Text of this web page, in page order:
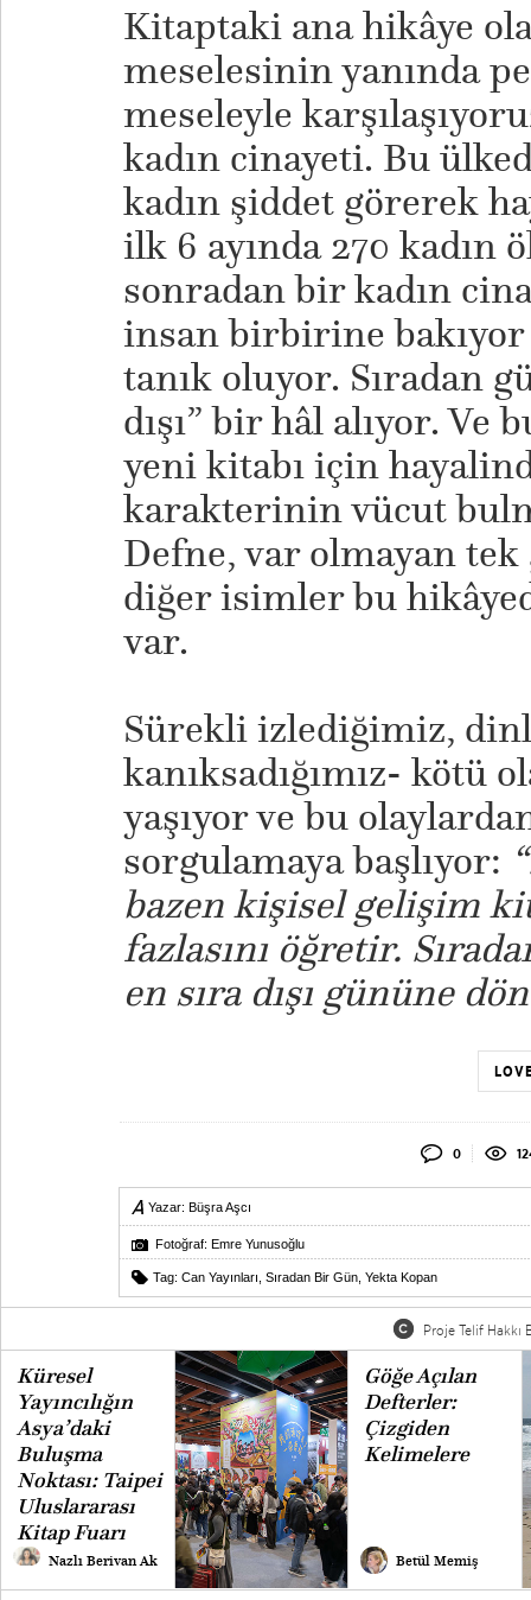
Kitaptaki ana hikâye
meselesinin yanında
meseleyle
kadın cinayeti. Bu
kadın şiddet görerek
ilk 6 ayında 270 kadın
sonradan bir kadın
insan birbirine
tanık oluyor. Sıradan
dışı” bir hâl alıyor. Ve
yeni kitabı için
karakterinin vücut
Defne, var olmayan
diğer isimler bu
var.
​Sürekli izlediğimiz,
kanıksadığımız- kötü
yaşıyor ve bu
sorgulamaya başlıyor:
bazen kişisel gelişim
fazlasını öğretir.
en sıra dışı gününe
0
Yazar: Büşra Aşcı
Fotoğraf: Emre Yunusoğlu
Tag: Can Yayınları Sıradan Bir Gün Yekta Kopan
Proje Telif Hakkı
Küresel
Yayıncılığın
Asya’daki
Buluşma
Noktası: Taipei
Uluslararası
Kitap Fuarı
Nazlı Berivan Ak
Göğe Açılan
Defterler:
Çizgiden
Kelimelere
Betül Memiş